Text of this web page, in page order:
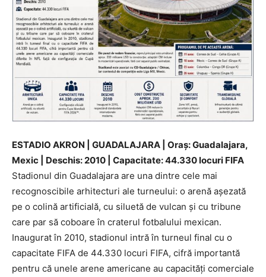
ESTADIO AKRON | GUADALAJARA | Oraș: Guadalajara,
Mexic | Deschis: 2010 | Capacitate: 44.330 locuri FIFA
Stadionul din Guadalajara are una dintre cele mai
recognoscibile arhitecturi ale turneului: o arenă așezată
pe o colină artificială, cu siluetă de vulcan și cu tribune
care par să coboare în craterul fotbalului mexican.
Inaugurat în 2010, stadionul intră în turneul final cu o
capacitate FIFA de 44.330 locuri FIFA, cifră importantă
pentru că unele arene americane au capacități comerciale